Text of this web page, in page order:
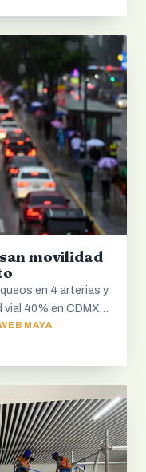
movilidad
en 4 arterias y
vial 40% en CDMX…
MAYA